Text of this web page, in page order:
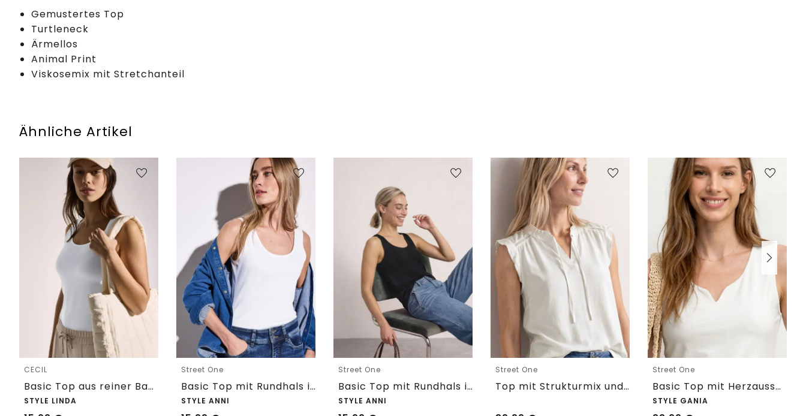
Gemustertes Top
Turtleneck
Ärmellos
Animal Print
Viskosemix mit Stretchanteil
Ähnliche Artikel
CECIL
Basic Top aus reiner Baumwolle
STYLE LINDA
Street One
Basic Top mit Rundhals in Unifarbe
STYLE ANNI
Street One
Basic Top mit Rundhals in Unifarbe
STYLE ANNI
Street One
Top mit Strukturmix und Crochet-Details
Street One
Basic Top mit Herzausschnitt
STYLE GANIA